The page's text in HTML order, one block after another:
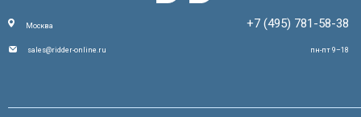
+7 (495) 781-58-38
пн-пт 9–18
Москва
sales@ridder-online.ru